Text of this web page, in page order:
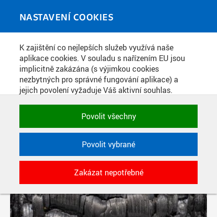
NASTAVENÍ COOKIES
K zajištění co nejlepších služeb využívá naše
aplikace cookies. V souladu s nařízením EU jsou
implicitně zakázána (s výjimkou cookies
nezbytných pro správné fungování aplikace) a
jejich povolení vyžaduje Váš aktivní souhlas.
zakázat, případně vybrat a povolit cookies podle
kategorie. Svoje rozhodnutí můžete samozřejmě
kdykoli změnit.
POTŘEBNÉ
Technické cookies využívané aplikacemi
ČVUT pro uchování jejich nastavení,
vlastností a identifikátorů relace. Jsou
nezbytné pro správné fungování a jsou
Povolit všechny
Povolit vybrané
Zakázat nepotřebné
MEDIATÉKA
PŘÍSPĚVKY PODLE FILTRU
Aktivní filtry: SOUČÁST: FAKULTA STAVEBNÍ